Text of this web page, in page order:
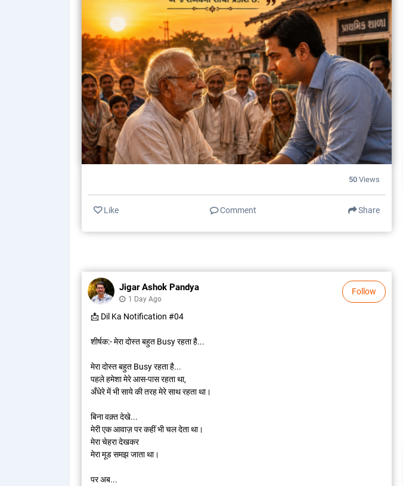
50 Views
Like Comment Share
Follow
Jigar Ashok Pandya
1 Day Ago
📩 Dil Ka Notification #04
शीर्षक:- मेरा दोस्त बहुत Busy रहता है...
मेरा दोस्त बहुत Busy रहता है...
पहले हमेशा मेरे आस-पास रहता था,
अँधेरे में भी साये की तरह मेरे साथ रहता था।
बिना वक़्त देखे...
मेरी एक आवाज़ पर कहीं भी चल देता था।
मेरा चेहरा देखकर
मेरा मूड समझ जाता था।
पर अब...